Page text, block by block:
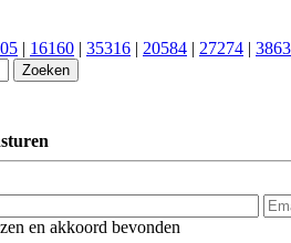
16160 35316 20584 27274
en akkoord bevonden